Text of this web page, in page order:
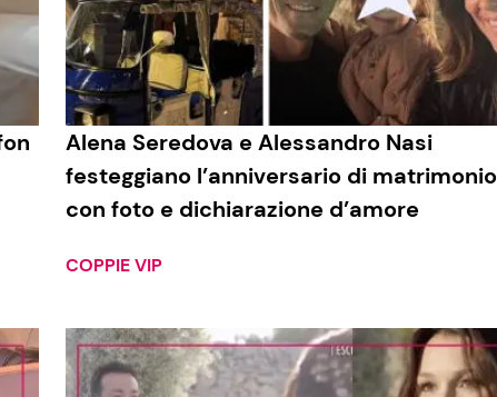
Alena Seredova e Alessandro Nasi
festeggiano l’anniversario di matrimonio
con foto e dichiarazione d’amore
COPPIE VIP